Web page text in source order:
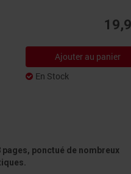
Ajouter au panier
En Stock
ponctué de nombreux